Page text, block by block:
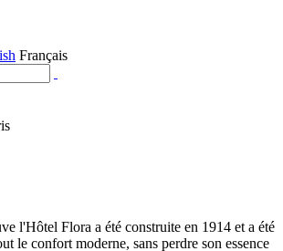
Français
l'Hôtel Flora a été construite en 1914 et a été
le confort moderne, sans perdre son essence